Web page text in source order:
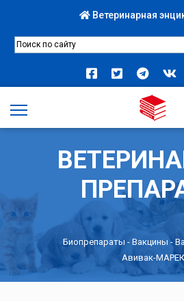
Ветеринарная
Биопрепараты - Вакцины -
Авивак-МАРЕК